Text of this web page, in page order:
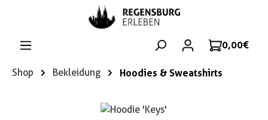
Zum Hauptinhalt springen
0,00 €
Shop Bekleidung Hoodies & Sweatshirts
Bildergalerie überspringen